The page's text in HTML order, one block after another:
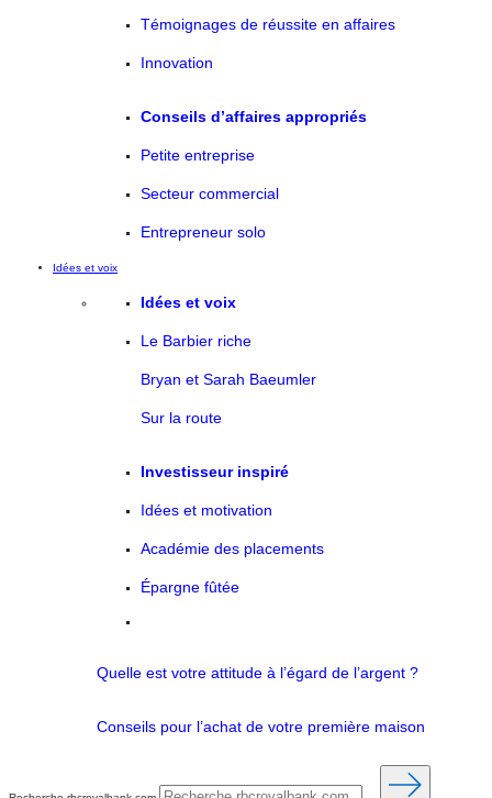
Témoignages de réussite en affaires
Innovation
Conseils d’affaires appropriés
Petite entreprise
Secteur commercial
Entrepreneur solo
Idées et voix
Idées et voix
Le Barbier riche
Bryan et Sarah Baeumler
Sur la route
Investisseur inspiré
Idées et motivation
Académie des placements
Épargne fûtée
Quelle est votre attitude à l’égard de l’argent ?
Conseils pour l’achat de votre première maison